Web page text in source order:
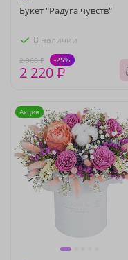
Букет "Радуга чувств"
В наличии
2 960 ₽ -25%
2 220 ₽
Акция